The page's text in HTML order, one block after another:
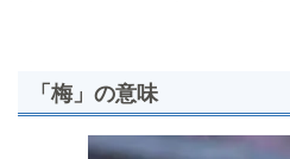
「梅」の意味